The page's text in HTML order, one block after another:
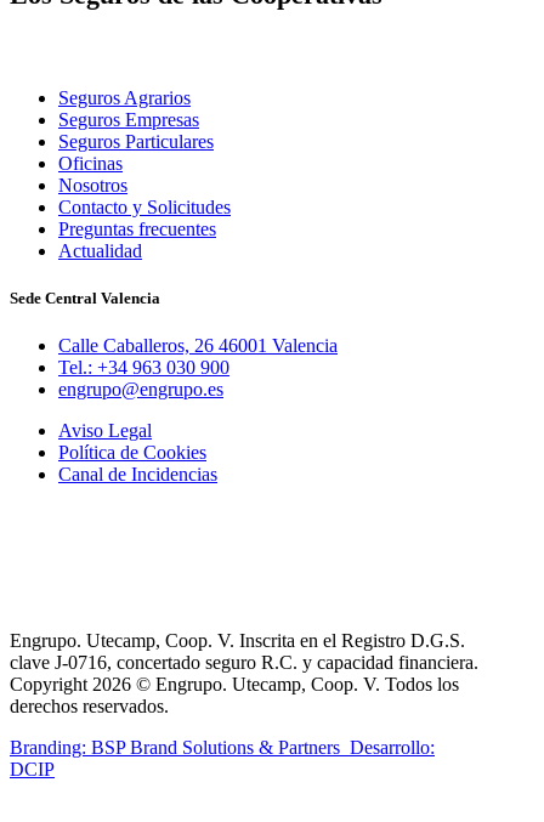
Seguros Agrarios
Seguros Empresas
Seguros Particulares
Oficinas
Nosotros
Contacto y Solicitudes
Preguntas frecuentes
Actualidad
Sede Central Valencia
Calle Caballeros, 26 46001 Valencia
Tel.: +34 963 030 900
engrupo@engrupo.es
Aviso Legal
Política de Cookies
Canal de Incidencias
Engrupo. Utecamp, Coop. V. Inscrita en el Registro D.G.S.
clave J-0716, concertado seguro R.C. y capacidad financiera.
Copyright 2026 © Engrupo. Utecamp, Coop. V. Todos los
derechos reservados.
Branding: BSP Brand Solutions & Partners Desarrollo:
DCIP